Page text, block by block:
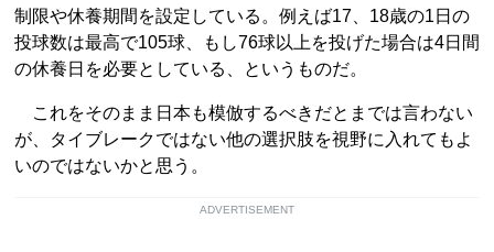
制限や休養期間を設定している。例えば17、18歳の1日の
投球数は最高で105球、もし76球以上を投げた場合は4日間
の休養日を必要としている、というものだ。
これをそのまま日本も模倣するべきだとまでは言わない
が、タイブレークではない他の選択肢を視野に入れてもよ
いのではないかと思う。
ADVERTISEMENT